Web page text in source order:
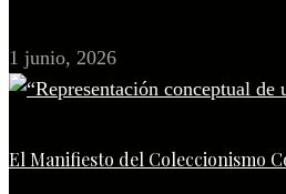
1 junio, 2026
El Manifiesto del Coleccionismo